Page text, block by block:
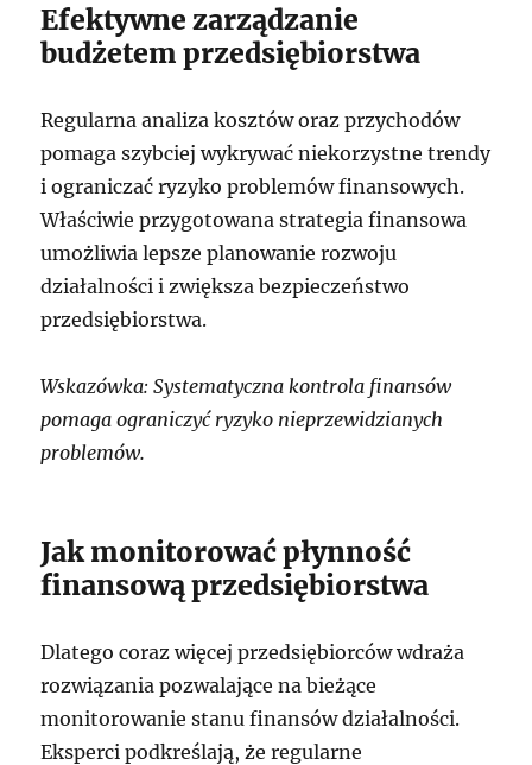
Efektywne zarządzanie
budżetem przedsiębiorstwa
Regularna analiza kosztów oraz przychodów
pomaga szybciej wykrywać niekorzystne trendy
i ograniczać ryzyko problemów finansowych.
Właściwie przygotowana strategia finansowa
umożliwia lepsze planowanie rozwoju
działalności i zwiększa bezpieczeństwo
przedsiębiorstwa.
Wskazówka: Systematyczna kontrola finansów
pomaga ograniczyć ryzyko nieprzewidzianych
problemów.
Jak monitorować płynność
finansową przedsiębiorstwa
Dlatego coraz więcej przedsiębiorców wdraża
rozwiązania pozwalające na bieżące
monitorowanie stanu finansów działalności.
Eksperci podkreślają, że regularne